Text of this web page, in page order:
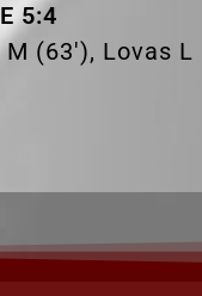
5:4
(63′), Lovas